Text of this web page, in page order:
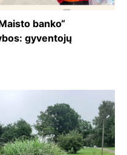
banko“
gyventojų